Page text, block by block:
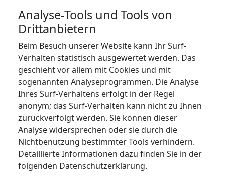
Analyse-Tools und Tools von
Drittanbietern
Beim Besuch unserer Website kann Ihr Surf-
Verhalten statistisch ausgewertet werden. Das
geschieht vor allem mit Cookies und mit
sogenannten Analyseprogrammen. Die Analyse
Ihres Surf-Verhaltens erfolgt in der Regel
anonym; das Surf-Verhalten kann nicht zu Ihnen
zurückverfolgt werden. Sie können dieser
Analyse widersprechen oder sie durch die
Nichtbenutzung bestimmter Tools verhindern.
Detaillierte Informationen dazu finden Sie in der
folgenden Datenschutzerklärung.